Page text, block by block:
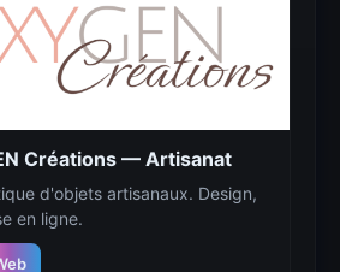
Créations — Artisanat
d'objets artisanaux. Design,
en ligne.